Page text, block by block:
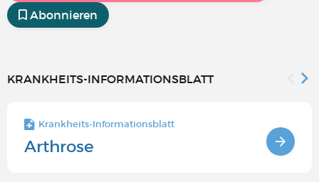
Abonnieren
KRANKHEITS-INFORMATIONSBLATT
Krankheits-Informationsblatt
Arthrose